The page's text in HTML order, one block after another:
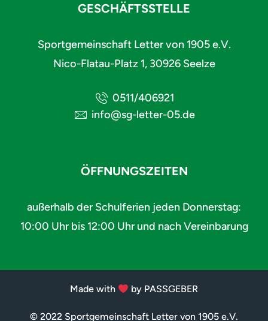
GESCHÄFTSSTELLE
Sportgemeinschaft Letter von 1905 e.V.
Nico-Flatau-Platz 1, 30926 Seelze
0511/406921
info@sg-letter-05.de
ÖFFNUNGSZEITEN
außerhalb der Schulferien jeden Donnerstag:
10:00 Uhr bis 12:00 Uhr und nach Vereinbarung
Made with by PASSGEBER
© 2022 Sportgemeinschaft Letter von 1905 e.V.